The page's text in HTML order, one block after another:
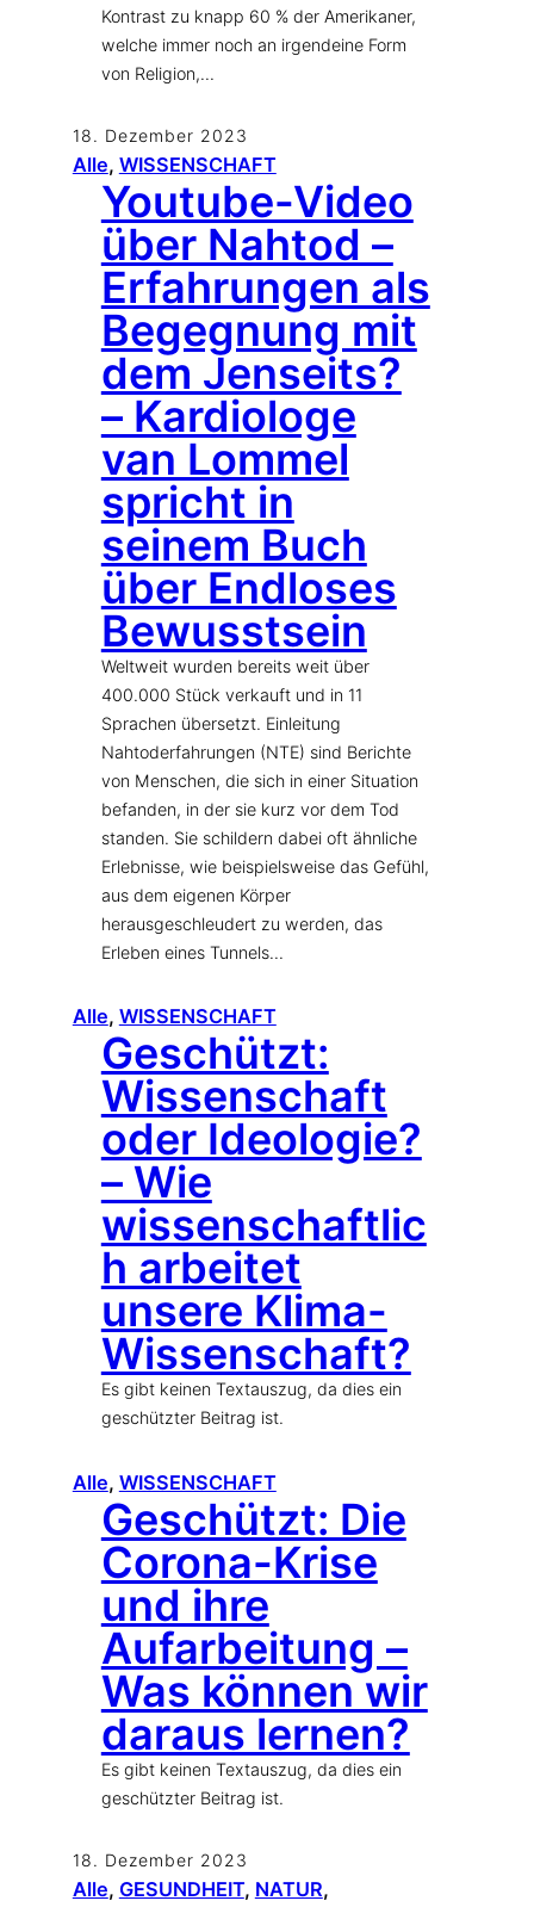
Kontrast zu knapp 60 % der Amerikaner,
welche immer noch an irgendeine Form
von Religion,…
18. Dezember 2023
Alle, WISSENSCHAFT
Youtube-Video
über Nahtod –
Erfahrungen als
Begegnung mit
dem Jenseits?
– Kardiologe
van Lommel
spricht in
seinem Buch
über Endloses
Bewusstsein
Weltweit wurden bereits weit über
400.000 Stück verkauft und in 11
Sprachen übersetzt. Einleitung
Nahtoderfahrungen (NTE) sind Berichte
von Menschen, die sich in einer Situation
befanden, in der sie kurz vor dem Tod
standen. Sie schildern dabei oft ähnliche
Erlebnisse, wie beispielsweise das Gefühl,
aus dem eigenen Körper
herausgeschleudert zu werden, das
Erleben eines Tunnels…
Alle, WISSENSCHAFT
Geschützt:
Wissenschaft
oder Ideologie?
– Wie
wissenschaftlic
h arbeitet
unsere Klima-
Wissenschaft?
Es gibt keinen Textauszug, da dies ein
geschützter Beitrag ist.
Alle, WISSENSCHAFT
Geschützt: Die
Corona-Krise
und ihre
Aufarbeitung –
Was können wir
daraus lernen?
Es gibt keinen Textauszug, da dies ein
geschützter Beitrag ist.
18. Dezember 2023
Alle, GESUNDHEIT, NATUR